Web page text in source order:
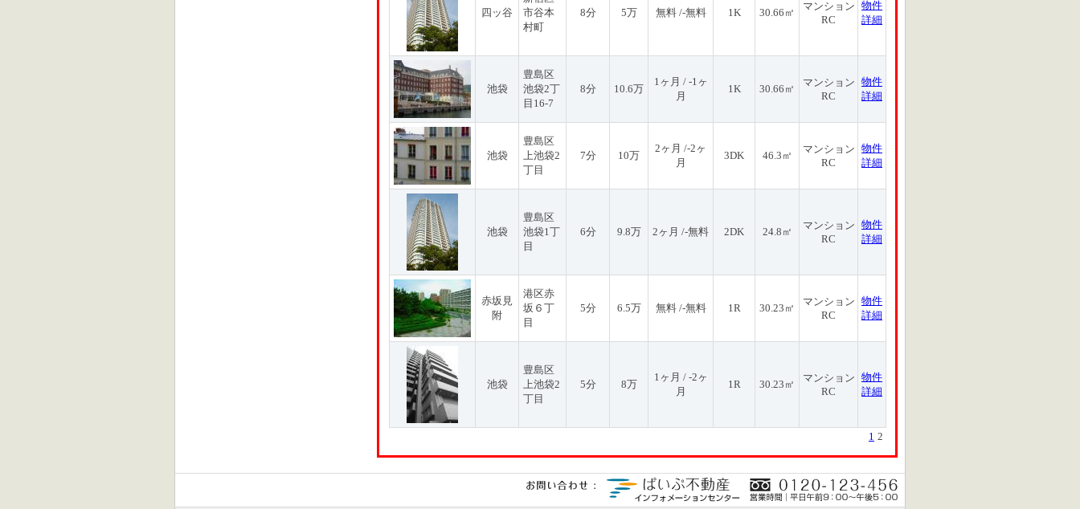
四ッ谷
市谷本
村町
8分 5万 無料 /-無料 1K 30.66㎡
マンション
RC
物件
詳細
池袋
豊島区
池袋2丁
目16-7
8分 10.6万
1ヶ月 / -1ヶ
月
1K 30.66㎡
マンション
RC
物件
詳細
池袋
豊島区
上池袋2
丁目
7分 10万
2ヶ月 /-2ヶ
月
3DK 46.3㎡
マンション
RC
物件
詳細
池袋
豊島区
池袋1丁
目
6分 9.8万 2ヶ月 /-無料 2DK 24.8㎡
マンション
RC
物件
詳細
赤坂見
附
港区赤
坂６丁
目
5分 6.5万 無料 /-無料 1R 30.23㎡
マンション
RC
物件
詳細
池袋
豊島区
上池袋2
丁目
5分 8万
1ヶ月 / -2ヶ
月
1R 30.23㎡
マンション
RC
物件
詳細
1 2